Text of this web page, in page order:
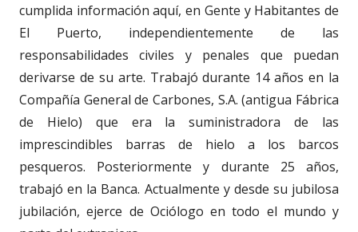
cumplida información aquí, en Gente y Habitantes de
El Puerto, independientemente de las
responsabilidades civiles y penales que puedan
derivarse de su arte. Trabajó durante 14 años en la
Compañía General de Carbones, S.A. (antigua Fábrica
de Hielo) que era la suministradora de las
imprescindibles barras de hielo a los barcos
pesqueros. Posteriormente y durante 25 años,
trabajó en la Banca. Actualmente y desde su jubilosa
jubilación, ejerce de Ociólogo en todo el mundo y